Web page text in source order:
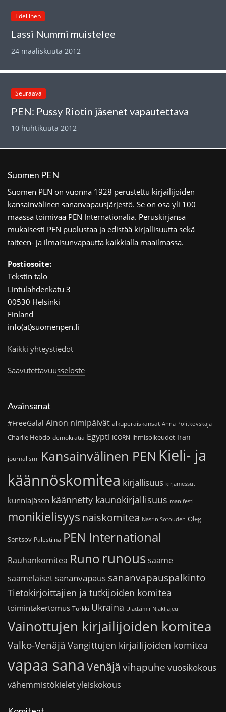
Edellinen
Lassi Nummi muistelee
24 maaliskuuta 2012
Seuraava
PEN: Pussy Riotin jäsenet vapautettava
10 huhtikuuta 2012
Suomen PEN
Suomen PEN on vuonna 1928 perustettu kirjailijoiden
kansainvälinen sananvapausjärjestö. Se on osa yli 100
maassa toimivaa PEN Internationalia. Peruskirjansa
mukaisesti PEN puolustaa ja edistää kirjallisuutta sekä
taiteen- ja ilmaisunvapautta kaikkialla maailmassa.
Postiosoite:
Tekstin talo
Lintulahdenkatu 3
00530 Helsinki
Finland
info(at)suomenpen.fi
Kaikki yhteystiedot
Saavutettavuusseloste
Avainsanat
#FreeGalal Ainon nimipäivät alkuperäiskansat Anna Politkovskaja
Charlie Hebdo demokratia Egypti ICORN ihmisoikeudet Iran
journalismi Kansainvälinen PEN Kieli- ja
käännöskomitea kirjallisuus kirjamessut
kunniajäsen käännetty kaunokirjallisuus manifesti
monikielisyys naiskomitea Nasrin Sotoudeh Oleg
Sentsov Palestiina PEN International
Rauhankomitea Runo runoussaame
saamelaiset sananvapaus sananvapauspalkinto
Tietokirjoittajien ja tutkijoiden komitea
toimintakertomus Turkki Ukraina Uladzimir Njakljajeu
Vainottujen kirjailijoiden komitea
Valko-Venäjä Vangittujen kirjailijoiden komitea
vapaa sana Venäjä vihapuhe vuosikokous
vähemmistökieletyleiskokous